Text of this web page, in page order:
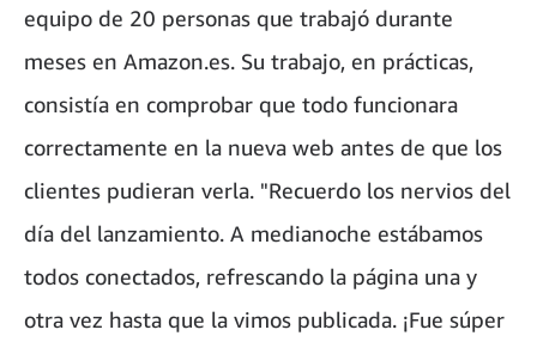
equipo de 20 personas que trabajó durante
meses en Amazon.es. Su trabajo, en prácticas,
consistía en comprobar que todo funcionara
correctamente en la nueva web antes de que los
clientes pudieran verla. "Recuerdo los nervios del
día del lanzamiento. A medianoche estábamos
todos conectados, refrescando la página una y
otra vez hasta que la vimos publicada. ¡Fue súper